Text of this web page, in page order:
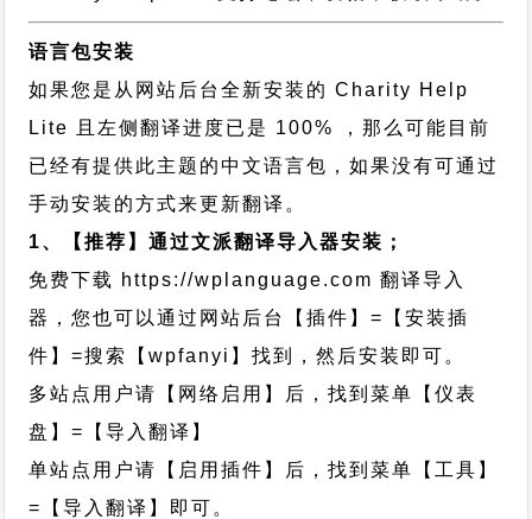
语言包安装
如果您是从网站后台全新安装的 Charity Help
Lite 且左侧翻译进度已是 100% ，那么可能目前
已经有提供此主题的中文语言包，如果没有可通过
手动安装的方式来更新翻译。
1、【推荐】通过文派翻译导入器安装；
免费下载 https://wplanguage.com 翻译导入
器，您也可以通过网站后台【插件】=【安装插
件】=搜索【wpfanyi】找到，然后安装即可。
多站点用户请【网络启用】后，找到菜单【仪表
盘】=【导入翻译】
单站点用户请【启用插件】后，找到菜单【工具】
=【导入翻译】即可。